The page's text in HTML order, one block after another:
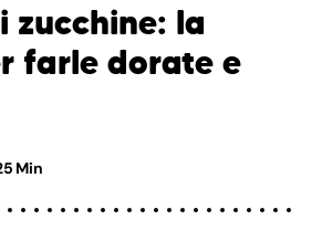
zucchine: la
farle dorate e
Min